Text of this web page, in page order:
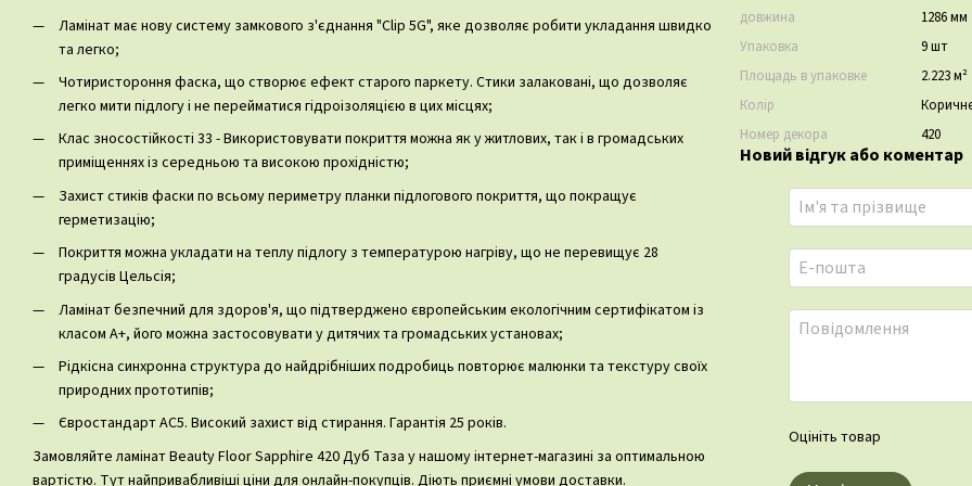
Ламінат має нову систему замкового з'єднання "Clip 5G", яке дозволяє робити укладання швидко
та легко;
Чотиристороння фаска, що створює ефект старого паркету. Стики залаковані, що дозволяє
легко мити підлогу і не перейматися гідроізоляцією в цих місцях;
Клас зносостійкості 33 - Використовувати покриття можна як у житлових, так і в громадських
приміщеннях із середньою та високою прохідністю;
Захист стиків фаски по всьому периметру планки підлогового покриття, що покращує
герметизацію;
Покриття можна укладати на теплу підлогу з температурою нагріву, що не перевищує 28
градусів Цельсія;
Ламінат безпечний для здоров'я, що підтверджено європейським екологічним сертифікатом із
класом А+, його можна застосовувати у дитячих та громадських установах;
Рідкісна синхронна структура до найдрібніших подробиць повторює малюнки та текстуру своїх
природних прототипів;
Євростандарт AC5. Високий захист від стирання. Гарантія 25 років.
Замовляйте ламінат Beauty Floor Sapphire 420 Дуб Таза у нашому інтернет-магазині за оптимальною
вартістю. Тут найпривабливіші ціни для онлайн-покупців. Діють приємні умови доставки.
довжина
1286 мм
Упаковка
9 шт
Площадь в упаковке
2.223 м²
Колір
Номер декора
420
Новий відгук або коментар
Оцініть товар